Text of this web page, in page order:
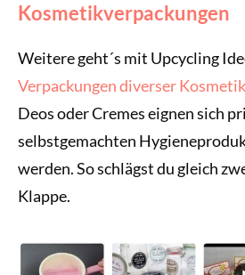
Kosmetikverpackungen
Weitere geht´s mit Upcycling
Verpackungen diverser
Deos oder Cremes eignen sich
selbstgemachten
werden. So schlägst du gleich
Klappe.